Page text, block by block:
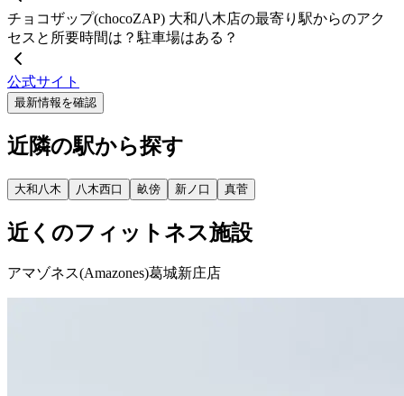
チョコザップ(chocoZAP) 大和八木店の最寄り駅からのアク
セスと所要時間は？駐車場はある？
公式サイト
最新情報を確認
近隣の駅から探す
大和八木 八木西口 畝傍 新ノ口 真菅
近くのフィットネス施設
アマゾネス(Amazones)葛城新庄店